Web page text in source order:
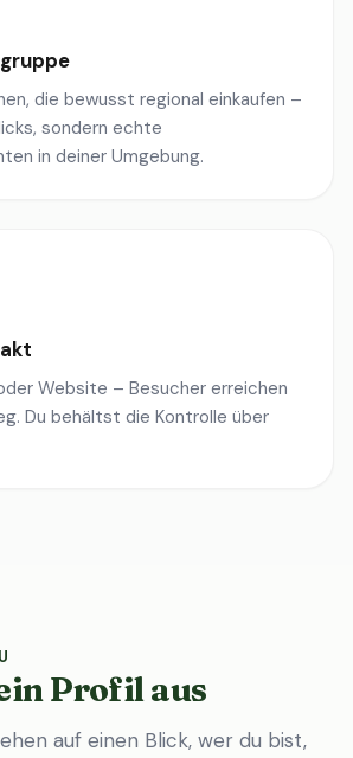
die bewusst regional einkaufen –
sondern echte
in deiner Umgebung.
Website – Besucher erreichen
Du behältst die Kontrolle über
Profil aus
auf einen Blick, wer du bist,